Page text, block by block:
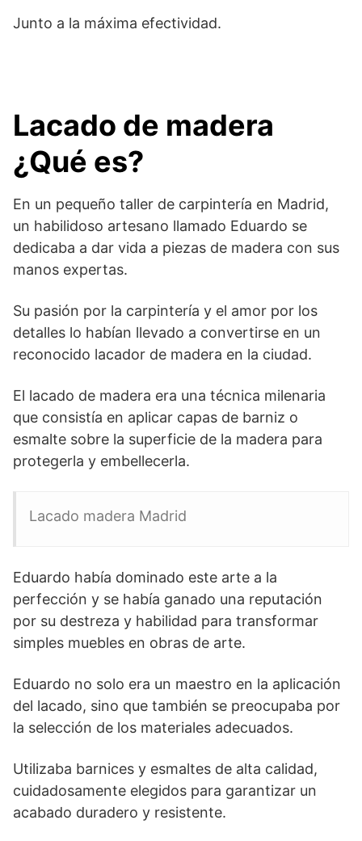
Junto a la máxima efectividad.
Lacado de madera
¿Qué es?
En un pequeño taller de carpintería en Madrid,
un habilidoso artesano llamado Eduardo se
dedicaba a dar vida a piezas de madera con sus
manos expertas.
Su pasión por la carpintería y el amor por los
detalles lo habían llevado a convertirse en un
reconocido lacador de madera en la ciudad.
El lacado de madera era una técnica milenaria
que consistía en aplicar capas de barniz o
esmalte sobre la superficie de la madera para
protegerla y embellecerla.
Lacado madera Madrid
Eduardo había dominado este arte a la
perfección y se había ganado una reputación
por su destreza y habilidad para transformar
simples muebles en obras de arte.
Eduardo no solo era un maestro en la aplicación
del lacado, sino que también se preocupaba por
la selección de los materiales adecuados.
Utilizaba barnices y esmaltes de alta calidad,
cuidadosamente elegidos para garantizar un
acabado duradero y resistente.